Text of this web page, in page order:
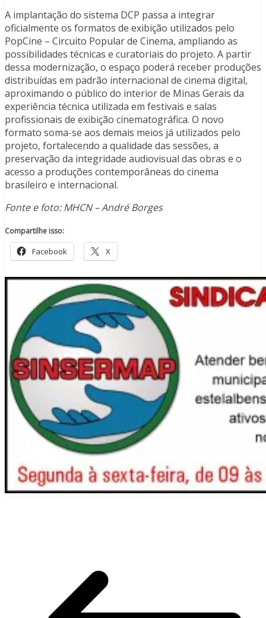
A implantação do sistema DCP passa a integrar
oficialmente os formatos de exibição utilizados pelo
PopCine – Circuito Popular de Cinema, ampliando as
possibilidades técnicas e curatoriais do projeto. A partir
dessa modernização, o espaço poderá receber produções
distribuídas em padrão internacional de cinema digital,
aproximando o público do interior de Minas Gerais da
experiência técnica utilizada em festivais e salas
profissionais de exibição cinematográfica. O novo
formato soma-se aos demais meios já utilizados pelo
projeto, fortalecendo a qualidade das sessões, a
preservação da integridade audiovisual das obras e o
acesso a produções contemporâneas do cinema
brasileiro e internacional.
Fonte e foto: MHCN – André Borges
Compartilhe isso:
Facebook X